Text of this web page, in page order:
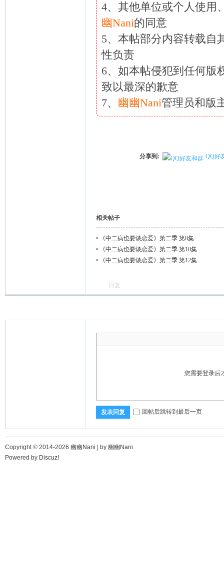
4、其他单位或个人使用
幽Nani的同意
5、本帖部分内容转载自
性负责
6、如本帖侵犯到任何版
致以最深的歉意
7、 幽幽Nani管理员和版
分享到: QQ好
相关帖子
•
《中二病也要谈恋爱》第二季 第8集
•
《中二病也要谈恋爱》第二季 第10集
•
《中二病也要谈恋爱》第二季 第12集
回复
您需要登录后
发表回复 回帖后跳转到最后一页
Copyright © 2014-2026 幽幽Nani | by 幽幽Nani
Powered by Discuz!